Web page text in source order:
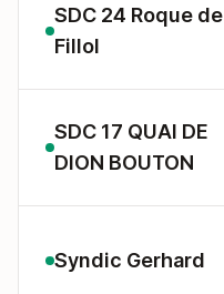
SDC 24 Roque de
Fillol
SDC 17 QUAI DE
DION BOUTON
Syndic Gerhard